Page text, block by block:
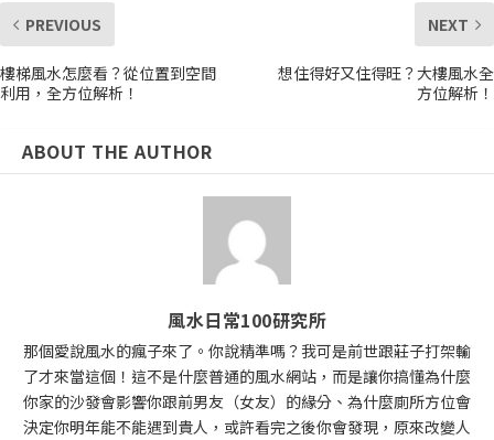
PREVIOUS
樓梯風水怎麼看？從位置到空間
利用，全方位解析！
NEXT
想住得好又住得旺？大樓風水全
方位解析！
ABOUT THE AUTHOR
風水日常100研究所
那個愛說風水的瘋子來了。你說精準嗎？我可是前世跟莊子打架輸
了才來當這個！這不是什麼普通的風水網站，而是讓你搞懂為什麼
你家的沙發會影響你跟前男友（女友）的緣分、為什麼廁所方位會
決定你明年能不能遇到貴人，或許看完之後你會發現，原來改變人